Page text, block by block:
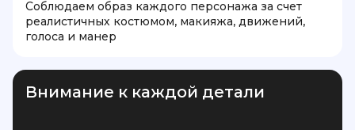
Соблюдаем образ каждого персонажа за счет
реалистичных костюмом, макияжа, движений,
голоса и манер
Внимание к каждой детали